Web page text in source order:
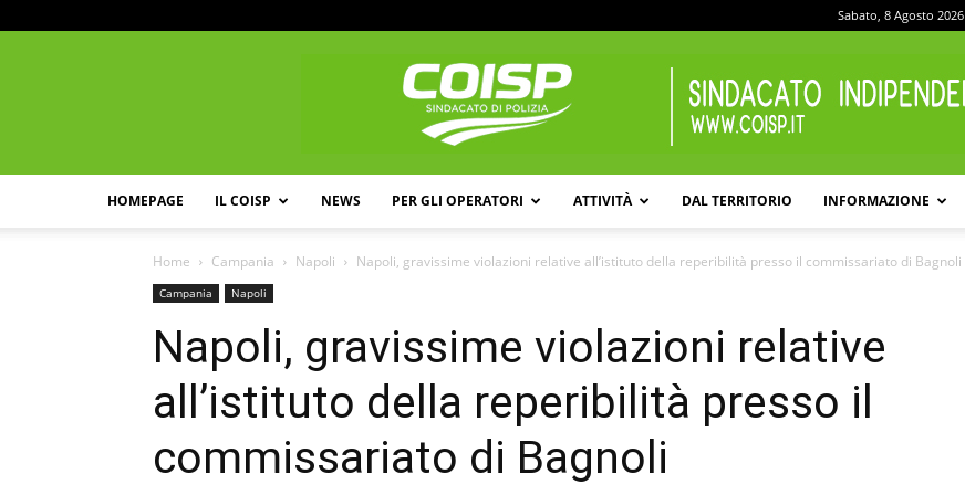
Sabato, 8 Agosto 2026
HOMEPAGE IL COISP NEWS PER GLI OPERATORI ATTIVITÀ DAL TERRITORIO INFORMAZIONE
Home Campania Napoli Napoli, gravissime violazioni relative all’istituto della reperibilità presso il commissariato di Bagnoli
Campania Napoli
Napoli, gravissime violazioni relative
all’istituto della reperibilità presso il
commissariato di Bagnoli